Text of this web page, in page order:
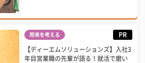
将来を考える PR
【ディーエムソリューションズ】入社3
年目営業職の先輩が語る！就活で磨い